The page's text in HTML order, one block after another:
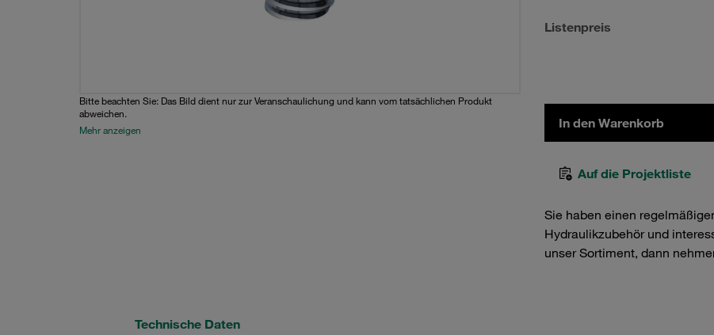
Bitte beachten Sie: Das Bild dient nur zur Veranschaulichung und kann vom tatsächlichen Produkt
abweichen.
Mehr anzeigen
Listenpreis
In den Warenkorb
Auf die Projektliste
Sie haben einen
Hydraulikzubehör und
unser Sortiment, dann
Technische Daten